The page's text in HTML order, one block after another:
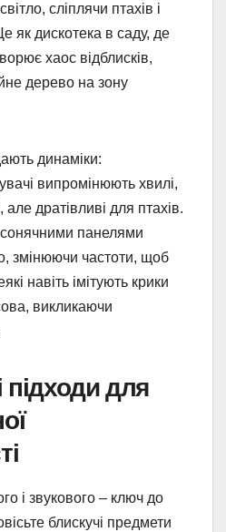
сліплячи птахів і
як дискотека в саду, де
хаос відблисків,
дерево на зону
динаміки:
випромінюють хвилі,
дратівливі для птахів.
панелями
змінюючи частоти, щоб
навіть імітують крики
викликаючи
підходи для
і звукового – ключ до
блискучі предмети